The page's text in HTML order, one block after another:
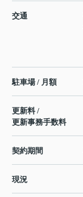
交通
駐車場 / 月額
更新料 /
更新事務手数料
契約期間
現況